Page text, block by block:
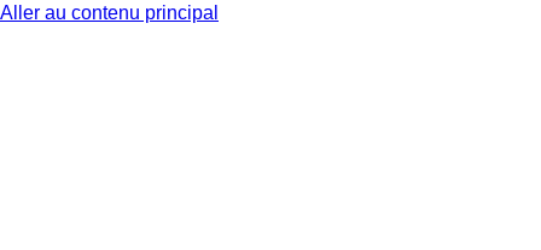
Aller au contenu principal